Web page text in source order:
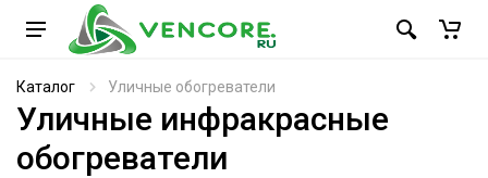
Каталог Уличные обогреватели
Уличные инфракрасные
обогреватели